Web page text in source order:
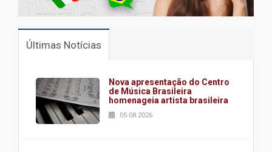
Últimas Notícias
Nova apresentação do Centro
de Música Brasileira
homenageia artista brasileira
05.08.2026